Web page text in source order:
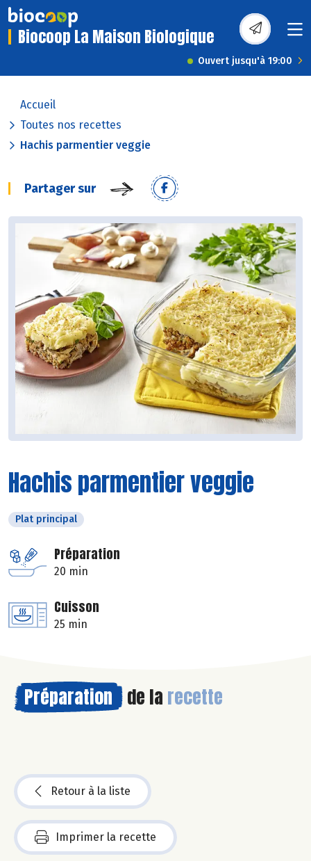
Biocoop La Maison Biologique
Ouvert jusqu'à 19:00
Accueil
Toutes nos recettes
Hachis parmentier veggie
Partager sur
Hachis parmentier veggie
Plat principal
Préparation
20 min
Cuisson
25 min
Préparation de la recette
Retour à la liste
Imprimer la recette